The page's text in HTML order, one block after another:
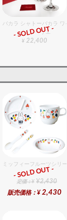
バカラ シャトーバカラ
グラスバリエ
¥ 22,400
- SOLD OUT -
ミッフィーフルーツシリ
ギフト
定価：¥ ¥2,430
販売価格：¥ 2,430
- SOLD OUT -